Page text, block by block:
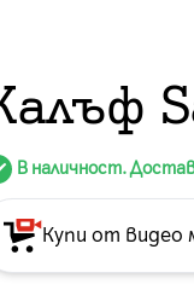
В наличност.
Купи от видео